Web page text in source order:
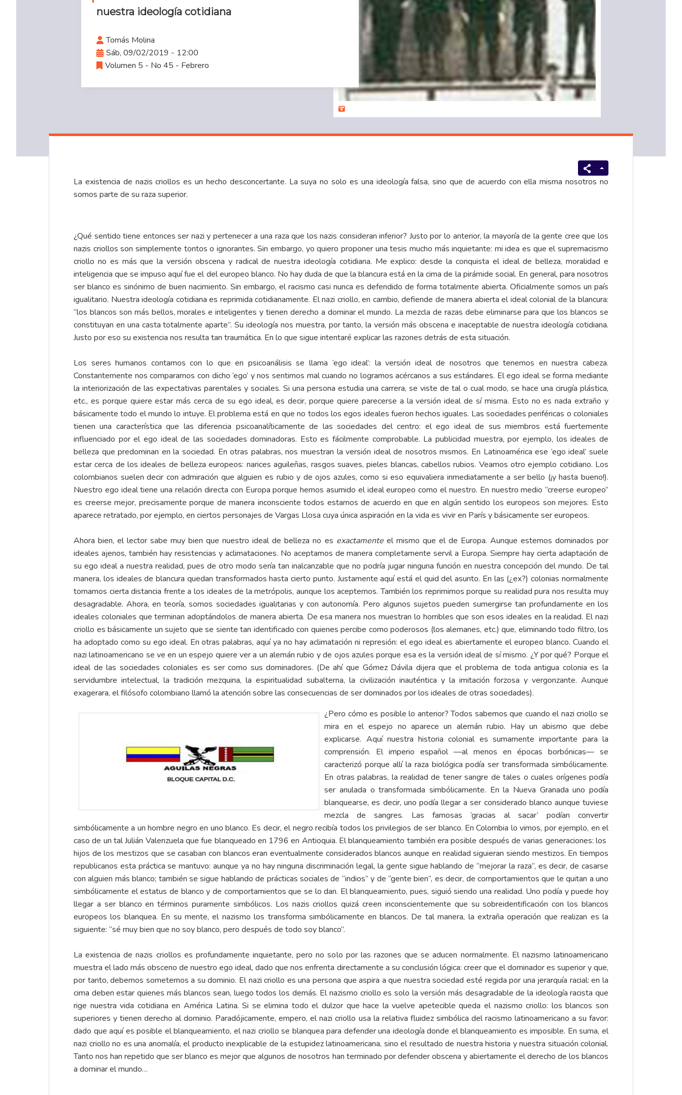
nuestra ideología cotidiana
Tomás Molina
Sáb, 09/02/2019 - 12:00
Volumen 5 - No 45 - Febrero
La existencia de nazis criollos es un hecho desconcertante. La suya no solo es una ideología falsa, sino que de acuerdo con ella misma nosotros no
somos parte de su raza superior.
¿Qué sentido tiene entonces ser nazi y pertenecer a una raza que los nazis consideran inferior? Justo por lo anterior, la mayoría de la gente cree que los
nazis criollos son simplemente tontos o ignorantes. Sin embargo, yo quiero proponer una tesis mucho más inquietante: mi idea es que el supremacismo
criollo no es más que la versión obscena y radical de nuestra ideología cotidiana. Me explico: desde la conquista el ideal de belleza, moralidad e
inteligencia que se impuso aquí fue el del europeo blanco. No hay duda de que la blancura está en la cima de la pirámide social. En general, para nosotros
ser blanco es sinónimo de buen nacimiento. Sin embargo, el racismo casi nunca es defendido de forma totalmente abierta. Oficialmente somos un país
igualitario. Nuestra ideología cotidiana es reprimida cotidianamente. El nazi criollo, en cambio, defiende de manera abierta el ideal colonial de la blancura:
“los blancos son más bellos, morales e inteligentes y tienen derecho a dominar el mundo. La mezcla de razas debe eliminarse para que los blancos se
constituyan en una casta totalmente aparte”. Su ideología nos muestra, por tanto, la versión más obscena e inaceptable de nuestra ideología cotidiana.
Justo por eso su existencia nos resulta tan traumática. En lo que sigue intentaré explicar las razones detrás de esta situación.
Los seres humanos contamos con lo que en psicoanálisis se llama ‘ego ideal’: la versión ideal de nosotros que tenemos en nuestra cabeza.
Constantemente nos comparamos con dicho ‘ego’ y nos sentimos mal cuando no logramos acércanos a sus estándares. El ego ideal se forma mediante
la interiorización de las expectativas parentales y sociales. Si una persona estudia una carrera, se viste de tal o cual modo, se hace una cirugía plástica,
etc., es porque quiere estar más cerca de su ego ideal, es decir, porque quiere parecerse a la versión ideal de sí misma. Esto no es nada extraño y
básicamente todo el mundo lo intuye. El problema está en que no todos los egos ideales fueron hechos iguales. Las sociedades periféricas o coloniales
tienen una característica que las diferencia psicoanalíticamente de las sociedades del centro: el ego ideal de sus miembros está fuertemente
influenciado por el ego ideal de las sociedades dominadoras. Esto es fácilmente comprobable. La publicidad muestra, por ejemplo, los ideales de
belleza que predominan en la sociedad. En otras palabras, nos muestran la versión ideal de nosotros mismos. En Latinoamérica ese ‘ego ideal’ suele
estar cerca de los ideales de belleza europeos: narices aguileñas, rasgos suaves, pieles blancas, cabellos rubios. Veamos otro ejemplo cotidiano. Los
colombianos suelen decir con admiración que alguien es rubio y de ojos azules, como si eso equivaliera inmediatamente a ser bello (¡y hasta bueno!).
Nuestro ego ideal tiene una relación directa con Europa porque hemos asumido el ideal europeo como el nuestro. En nuestro medio “creerse europeo”
es creerse mejor, precisamente porque de manera inconsciente todos estamos de acuerdo en que en algún sentido los europeos son mejores. Esto
aparece retratado, por ejemplo, en ciertos personajes de Vargas Llosa cuya única aspiración en la vida es vivir en París y básicamente ser europeos.
Ahora bien, el lector sabe muy bien que nuestro ideal de belleza no es exactamenteel mismo que el de Europa. Aunque estemos dominados por
ideales ajenos, también hay resistencias y aclimataciones. No aceptamos de manera completamente servil a Europa. Siempre hay cierta adaptación de
su ego ideal a nuestra realidad, pues de otro modo sería tan inalcanzable que no podría jugar ninguna función en nuestra concepción del mundo. De tal
manera, los ideales de blancura quedan transformados hasta cierto punto. Justamente aquí está el quid del asunto. En las (¿ex?) colonias normalmente
tomamos cierta distancia frente a los ideales de la metrópolis, aunque los aceptemos. También los reprimimos porque su realidad pura nos resulta muy
desagradable. Ahora, en teoría, somos sociedades igualitarias y con autonomía. Pero algunos sujetos pueden sumergirse tan profundamente en los
ideales coloniales que terminan adoptándolos de manera abierta. De esa manera nos muestran lo horribles que son esos ideales en la realidad. El nazi
criollo es básicamente un sujeto que se siente tan identificado con quienes percibe como poderosos (los alemanes, etc.) que, eliminando todo filtro, los
ha adoptado como su ego ideal. En otras palabras, aquí ya no hay aclimatación ni represión: el ego ideal es abiertamente el europeo blanco. Cuando el
nazi latinoamericano se ve en un espejo quiere ver a un alemán rubio y de ojos azules porque esa es la versión ideal de sí mismo. ¿Y por qué? Porque el
ideal de las sociedades coloniales es ser como sus dominadores. (De ahí que Gómez Dávila dijera que el problema de toda antigua colonia es la
servidumbre intelectual, la tradición mezquina, la espiritualidad subalterna, la civilización inauténtica y la imitación forzosa y vergonzante. Aunque
exagerara, el filósofo colombiano llamó la atención sobre las consecuencias de ser dominados por los ideales de otras sociedades).
¿Pero cómo es posible lo anterior? Todos sabemos que cuando el nazi criollo se
mira en el espejo no aparece un alemán rubio. Hay un abismo que debe
explicarse. Aquí nuestra historia colonial es sumamente importante para la
comprensión. El imperio español —al menos en épocas borbónicas— se
caracterizó porque allí la raza biológica podía ser transformada simbólicamente.
En otras palabras, la realidad de tener sangre de tales o cuales orígenes podía
ser anulada o transformada simbólicamente. En la Nueva Granada uno podía
blanquearse, es decir, uno podía llegar a ser considerado blanco aunque tuviese
mezcla de sangres. Las famosas ‘gracias al sacar’ podían convertir
simbólicamente a un hombre negro en uno blanco. Es decir, el negro recibía todos los privilegios de ser blanco. En Colombia lo vimos, por ejemplo, en el
caso de un tal Julián Valenzuela que fue blanqueado en 1796 en Antioquia. El blanqueamiento también era posible después de varias generaciones: los
hijos de los mestizos que se casaban con blancos eran eventualmente considerados blancos aunque en realidad siguieran siendo mestizos. En tiempos
republicanos esta práctica se mantuvo: aunque ya no hay ninguna discriminación legal, la gente sigue hablando de “mejorar la raza”, es decir, de casarse
con alguien más blanco; también se sigue hablando de prácticas sociales de “indios” y de “gente bien”, es decir, de comportamientos que le quitan a uno
simbólicamente el estatus de blanco y de comportamientos que se lo dan. El blanqueamiento, pues, siguió siendo una realidad. Uno podía y puede hoy
llegar a ser blanco en términos puramente simbólicos. Los nazis criollos quizá creen inconscientemente que su sobreidentificación con los blancos
europeos los blanquea. En su mente, el nazismo los transforma simbólicamente en blancos. De tal manera, la extraña operación que realizan es la
siguiente: “sé muy bien que no soy blanco, pero después de todo soy blanco”.
La existencia de nazis criollos es profundamente inquietante, pero no solo por las razones que se aducen normalmente. El nazismo latinoamericano
muestra el lado más obsceno de nuestro ego ideal, dado que nos enfrenta directamente a su conclusión lógica: creer que el dominador es superior y que,
por tanto, debemos someternos a su dominio. El nazi criollo es una persona que aspira a que nuestra sociedad esté regida por una jerarquía racial: en la
cima deben estar quienes más blancos sean, luego todos los demás. El nazismo criollo es solo la versión más desagradable de la ideología racista que
rige nuestra vida cotidiana en América Latina. Si se elimina todo el dulzor que hace la vuelve apetecible queda el nazismo criollo: los blancos son
superiores y tienen derecho al dominio. Paradójicamente, empero, el nazi criollo usa la relativa fluidez simbólica del racismo latinoamericano a su favor:
dado que aquí es posible el blanqueamiento, el nazi criollo se blanquea para defender una ideología donde el blanqueamiento es imposible. En suma, el
nazi criollo no es una anomalía, el producto inexplicable de la estupidez latinoamericana, sino el resultado de nuestra historia y nuestra situación colonial.
Tanto nos han repetido que ser blanco es mejor que algunos de nosotros han terminado por defender obscena y abiertamente el derecho de los blancos
a dominar el mundo…